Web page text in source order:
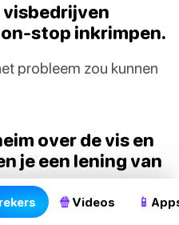
visbedrijven
stop inkrimpen.
probleem zou kunnen
over de vis en
je een lening van
op sommige
🍿 Videos 📱